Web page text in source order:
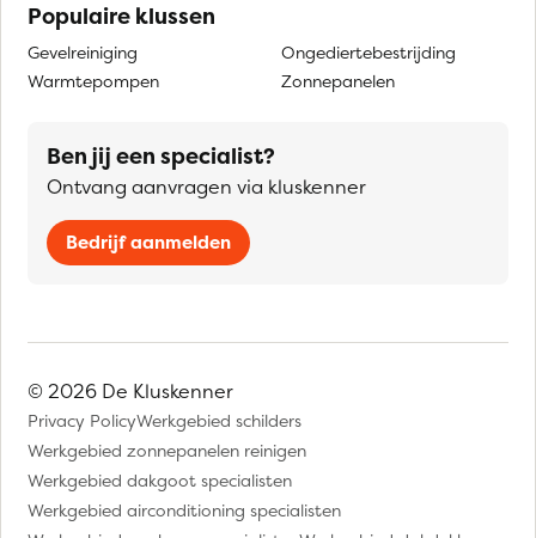
Populaire klussen
Gevelreiniging
Warmtepompen
Ongediertebestrijding
Zonnepanelen
Ben jij een specialist?
Ontvang aanvragen via kluskenner
Bedrijf aanmelden
© 2026 De Kluskenner
Privacy PolicyWerkgebied schilders
Werkgebied zonnepanelen reinigen
Werkgebied dakgoot specialisten
Werkgebied airconditioning specialisten